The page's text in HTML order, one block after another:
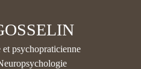
et psychopraticienne